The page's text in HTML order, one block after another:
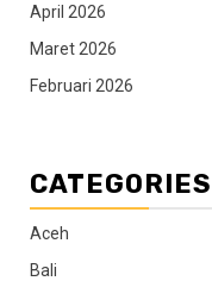
April 2026
Maret 2026
Februari 2026
CATEGORIES
Aceh
Bali